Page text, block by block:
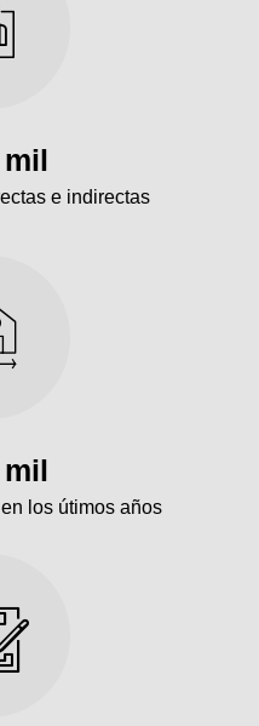
mil
e indirectas
mil
los útimos años